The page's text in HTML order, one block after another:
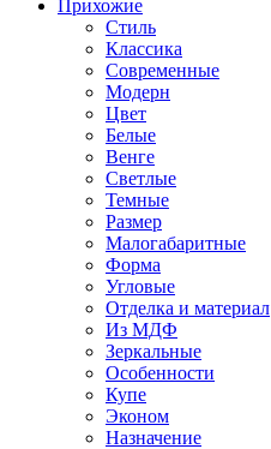
Прихожие
Стиль
Классика
Современные
Модерн
Цвет
Белые
Венге
Светлые
Темные
Размер
Малогабаритные
Форма
Угловые
Отделка и материал
Из МДФ
Зеркальные
Особенности
Купе
Эконом
Назначение